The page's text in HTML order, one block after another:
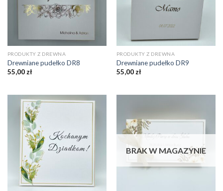
PRODUKTY Z DREWNA
Drewniane pudełko DR8
55,00 zł
PRODUKTY Z DREWNA
Drewniane pudełko DR9
55,00 zł
BRAK W MAGAZYNIE